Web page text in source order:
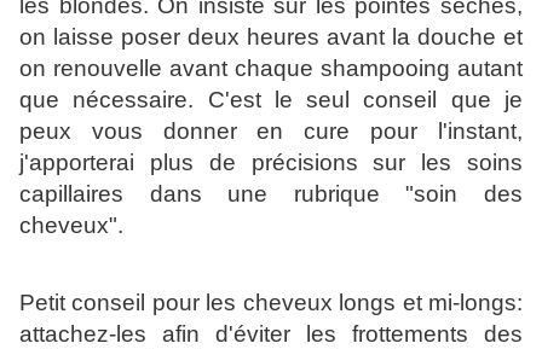
les blondes. On insiste sur les pointes sèches,
on laisse poser deux heures avant la douche et
on renouvelle avant chaque shampooing autant
que nécessaire. C'est le seul conseil que je
peux vous donner en cure pour l'instant,
j'apporterai plus de précisions sur les soins
capillaires dans une rubrique "soin des
cheveux".
Petit conseil pour les cheveux longs et mi-longs:
attachez-les afin d'éviter les frottements des